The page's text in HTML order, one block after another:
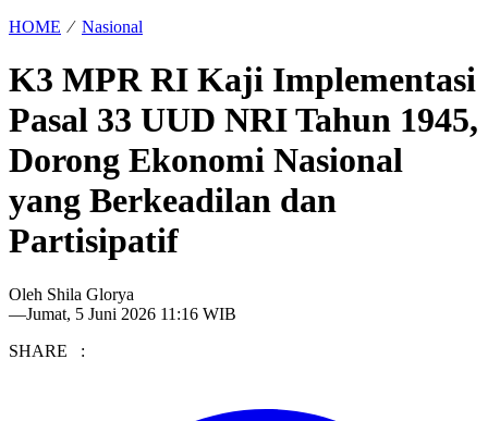
HOME ⁄ Nasional
K3 MPR RI Kaji Implementasi
Pasal 33 UUD NRI Tahun 1945,
Dorong Ekonomi Nasional
yang Berkeadilan dan
Partisipatif
Oleh Shila Glorya
—Jumat, 5 Juni 2026 11:16 WIB
SHARE :